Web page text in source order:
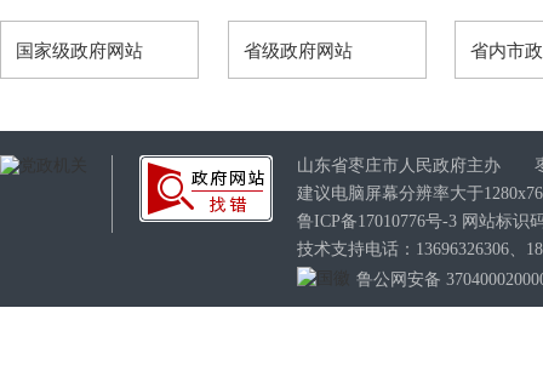
国家级政府网站 省级政府网站 省内市
山东省枣庄市人民政府主办
建议电脑屏幕分辨率大于
鲁ICP备17010776号-3 网站标识
技术支持电话：13696326306、
鲁公网安备